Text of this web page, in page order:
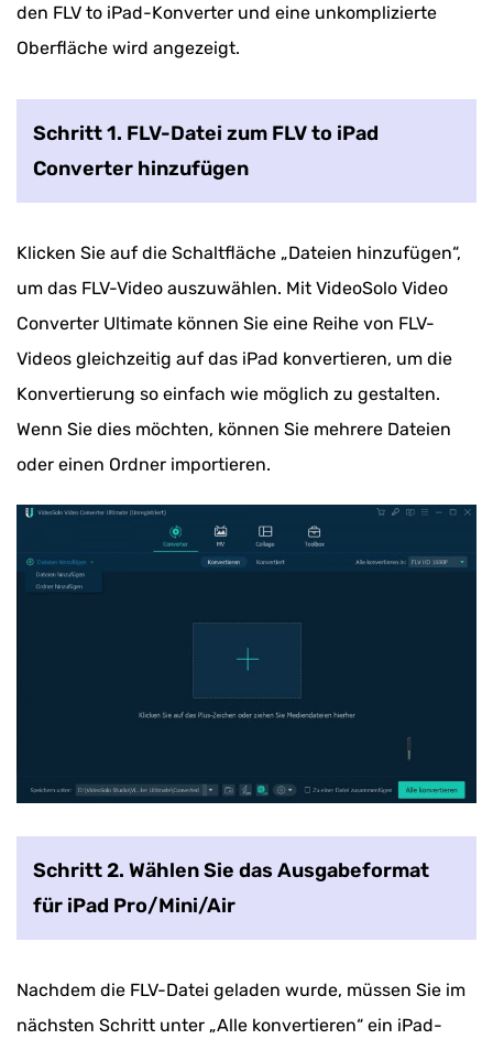
den FLV to iPad-Konverter und eine unkomplizierte
Oberfläche wird angezeigt.
Schritt 1. FLV-Datei zum FLV to iPad
Converter hinzufügen
Klicken Sie auf die Schaltfläche „Dateien hinzufügen“,
um das FLV-Video auszuwählen. Mit VideoSolo Video
Converter Ultimate können Sie eine Reihe von FLV-
Videos gleichzeitig auf das iPad konvertieren, um die
Konvertierung so einfach wie möglich zu gestalten.
Wenn Sie dies möchten, können Sie mehrere Dateien
oder einen Ordner importieren.
Schritt 2. Wählen Sie das Ausgabeformat
für iPad Pro/Mini/Air
Nachdem die FLV-Datei geladen wurde, müssen Sie im
nächsten Schritt unter „Alle konvertieren“ ein iPad-